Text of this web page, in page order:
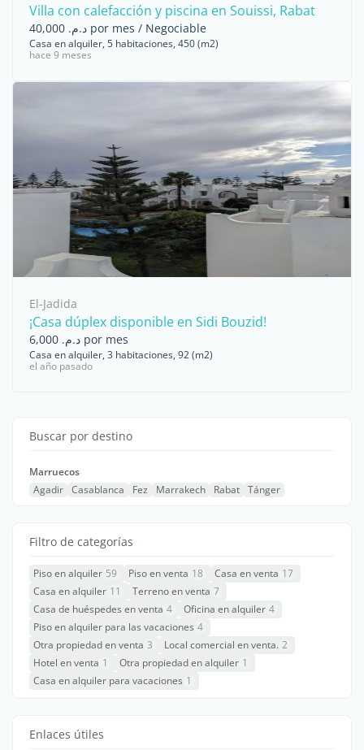
Villa con calefacción y piscina en Souissi, Rabat
د.م. 40,000 por mes / Negociable
Casa en alquiler, 5 habitaciones, 450 (m2)
hace 9 meses
El-Jadida
¡Casa dúplex disponible en Sidi Bouzid!
د.م. 6,000 por mes
Casa en alquiler, 3 habitaciones, 92 (m2)
el año pasado
Buscar por destino
Marruecos
Agadir Casablanca Fez Marrakech Rabat Tánger
Filtro de categorías
Piso en alquiler 59 Piso en venta 18 Casa en venta 17
Casa en alquiler 11 Terreno en venta 7
Casa de huéspedes en venta 4 Oficina en alquiler 4
Piso en alquiler para las vacaciones 4
Otra propiedad en venta 3 Local comercial en venta. 2
Hotel en venta 1 Otra propiedad en alquiler 1
Casa en alquiler para vacaciones 1
Enlaces útiles